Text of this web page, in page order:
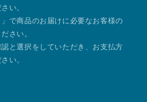
い。
」で商品のお届けに必要なお客様の
さい。
と選択をしていただき、お支払方
い。